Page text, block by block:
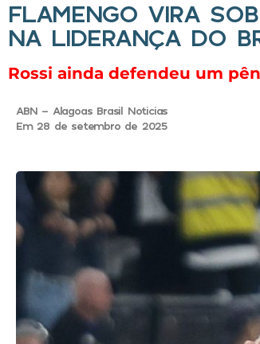
FLAMENGO VIRA
NA LIDERANÇA DO
Rossi ainda defendeu um
ABN - Alagoas Brasil Noticias
Em 28 de setembro de 2025